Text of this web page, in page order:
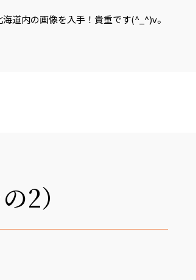
道内の画像を入手！貴重です(^_^)v。
2）